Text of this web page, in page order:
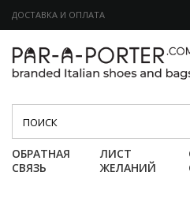
ДОСТАВКА И ОПЛАТА
Категории
ОБРАТНАЯ
СВЯЗЬ
ЛИСТ
ЖЕЛАНИЙ